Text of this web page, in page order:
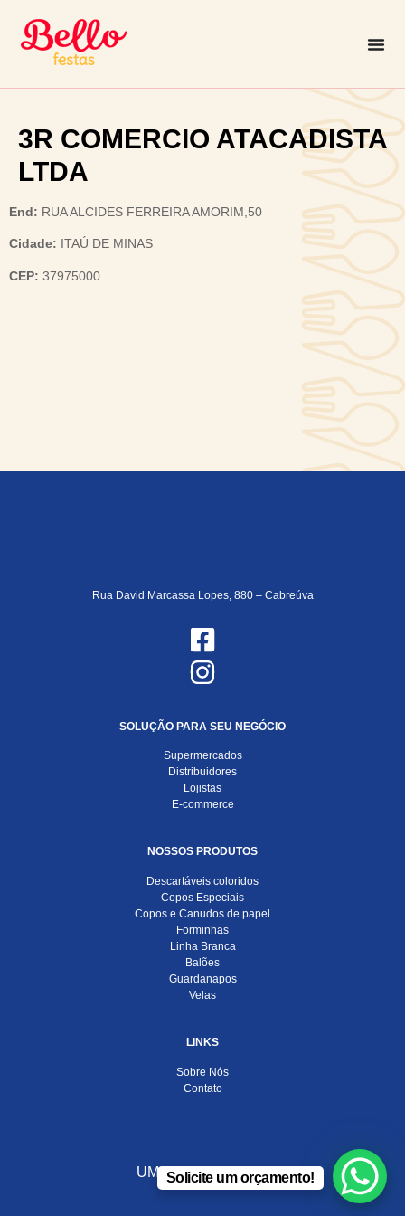
3R COMERCIO ATACADISTA
LTDA
End: RUA ALCIDES FERREIRA AMORIM,50
Cidade: ITAÚ DE MINAS
CEP: 37975000
Rua David Marcassa Lopes, 880 – Cabreúva
SOLUÇÃO PARA SEU NEGÓCIO
Supermercados
Distribuidores
Lojistas
E-commerce
NOSSOS PRODUTOS
Descartáveis coloridos
Copos Especiais
Copos e Canudos de papel
Forminhas
Linha Branca
Balões
Guardanapos
Velas
LINKS
Sobre Nós
Contato
UMA EMPRESA DO
Solicite um orçamento!